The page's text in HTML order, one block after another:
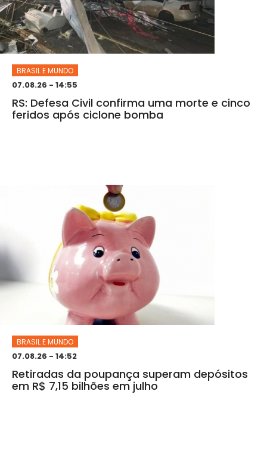
BRASIL E MUNDO
07.08.26 - 14:55
RS: Defesa Civil confirma uma morte e cinco
feridos após ciclone bomba
BRASIL E MUNDO
07.08.26 - 14:52
Retiradas da poupança superam depósitos
em R$ 7,15 bilhões em julho